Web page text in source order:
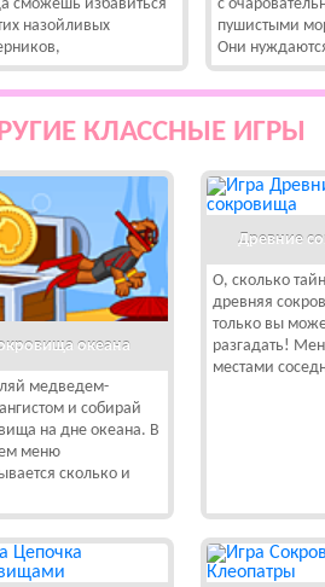
сможешь избавиться
назойливых
с
пушистыми
Они
КЛАССНЫЕ ИГРЫ
океана
медведем-
и собирай
на дне океана. В
меню
сколько и
Древние
О, сколько
древняя
только вы
разгадать!
местами